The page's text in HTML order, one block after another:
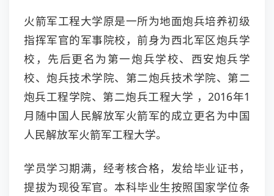
火箭军工程大学原是一所为地面炮兵培养初级
指挥军官的军事院校，前身为西北军区炮兵学
校，先后更名为第一炮兵学校、西安炮兵学
校、炮兵技术学院、第二炮兵技术学院、第二
炮兵工程学院、第二炮兵工程大学 ，2016年1
月随中国人民解放军火箭军的成立更名为中国
人民解放军火箭军工程大学。
学员学习期满，经考核合格，发给毕业证书，
提拔为现役军官。本科毕业生按照国家学位条